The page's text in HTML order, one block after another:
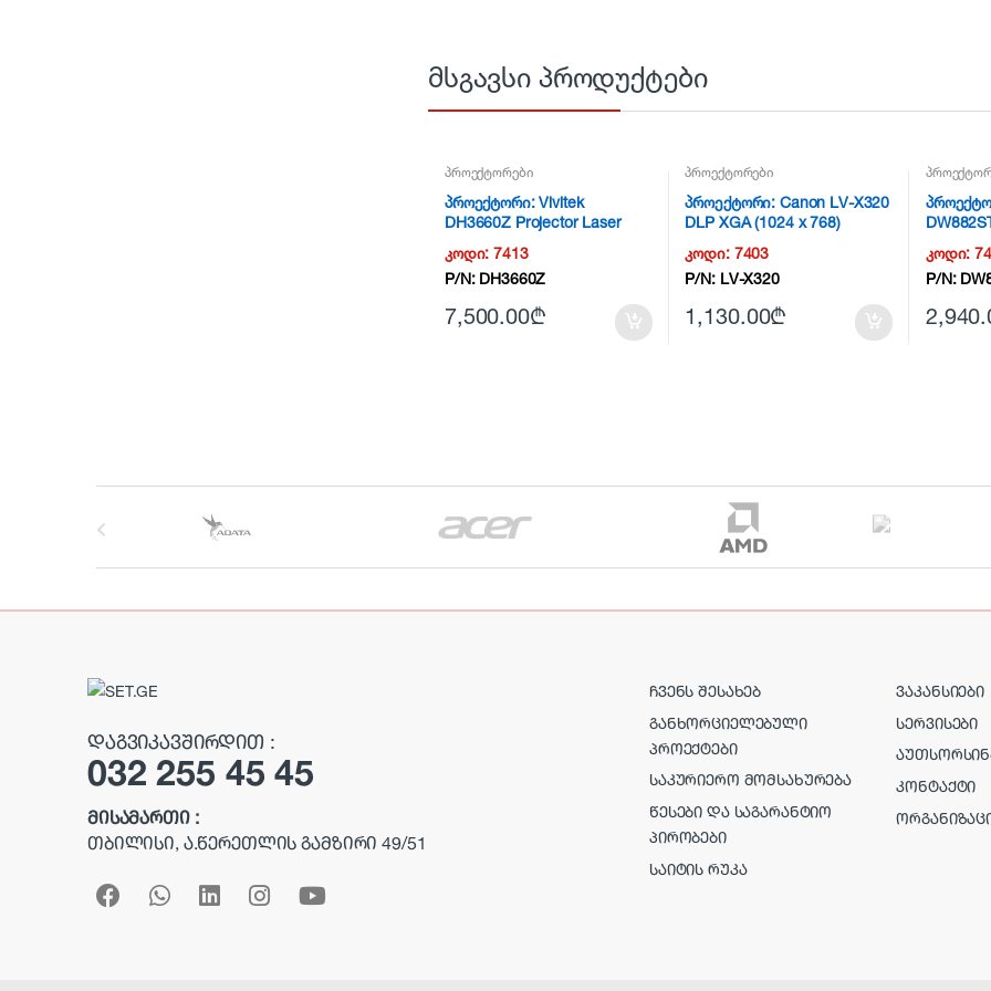
მსგავსი პროდუქტები
პროექტორები
პროექტორი: Vivitek
DH3660Z Projector Laser
კოდი:7413
P/N: DH3660Z
7,500.00₾
პროექტორები
პროექტორი: Canon LV-X320
DLP XGA (1024 x 768)
3200lm 3D White –
0910C003AA NG2
კოდი: 7403
P/N: LV-X320
1,130.00₾
Projector
კოდი:
P/N:
ᲓᲐᲒᲕᲘᲙᲐᲕᲨᲘᲠᲓᲘᲗ :
032 255 45 45
ᲛᲘᲡᲐᲛᲐᲠᲗᲘ :
ᲗᲑᲘᲚᲘᲡᲘ, Ა.ᲬᲔᲠᲔᲗᲚᲘᲡ ᲒᲐᲛᲖᲘᲠᲘ 49/51
ᲩᲕᲔᲜᲡ ᲨᲔᲡᲐᲮᲔᲑ
ᲒᲐᲜᲮᲝᲠᲪᲘᲔᲚᲔᲑᲣᲚᲘ
ᲞᲠᲝᲔᲥᲢᲔᲑᲘ
ᲡᲐᲙᲣᲠᲘᲔᲠᲝ ᲛᲝᲛᲡᲐᲮᲣᲠᲔᲑᲐ
ᲬᲔᲡᲔᲑᲘ ᲓᲐ ᲡᲐᲒᲐᲠᲐᲜᲢᲘᲝ
ᲞᲘᲠᲝᲑᲔᲑᲘ
ᲡᲐᲘᲢᲘᲡ ᲠᲣᲙᲐ
ᲕᲐᲙᲐᲜᲡᲘᲔᲑᲘ
ᲡᲔᲠᲕᲘᲡᲔᲑᲘ
ᲙᲝᲜᲢᲐᲥᲢᲘ